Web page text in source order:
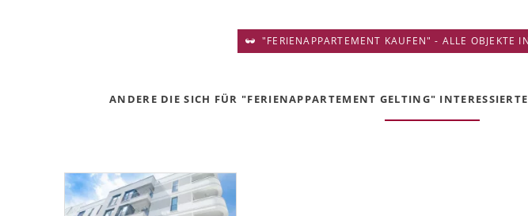
"FERIENAPPARTEMENT KAUFEN" - ALLE OBJEKTE
ANDERE DIE SICH FÜR "FERIENAPPARTEMENT GELTING"